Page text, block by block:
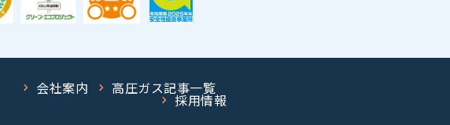
会社案内 高圧ガス記事一覧
採用情報